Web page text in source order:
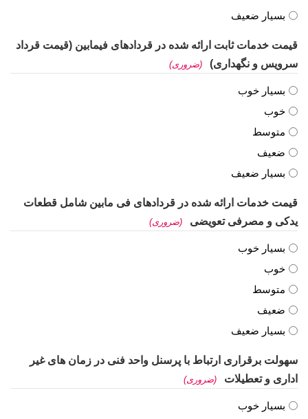
بسیار ضعیف
قیمت خدمات ثابت ارائه شده در قردادهای فیمابین (قیمت قرداد
سرویس و نگهداری)
(ضروری)
بسیار خوب
خوب
متوسط
ضعیف
بسیار ضعیف
قیمت خدمات ارائه شده در قردادهای فی مابین شامل قطعات
یدکی و مصرفی تعویضی
(ضروری)
بسیار خوب
خوب
متوسط
ضعیف
بسیار ضعیف
سهولت برقراری ارتباط با پرسنل واحد فنی در زمان های غیر
اداری و تعطیلات
(ضروری)
بسیار خوب